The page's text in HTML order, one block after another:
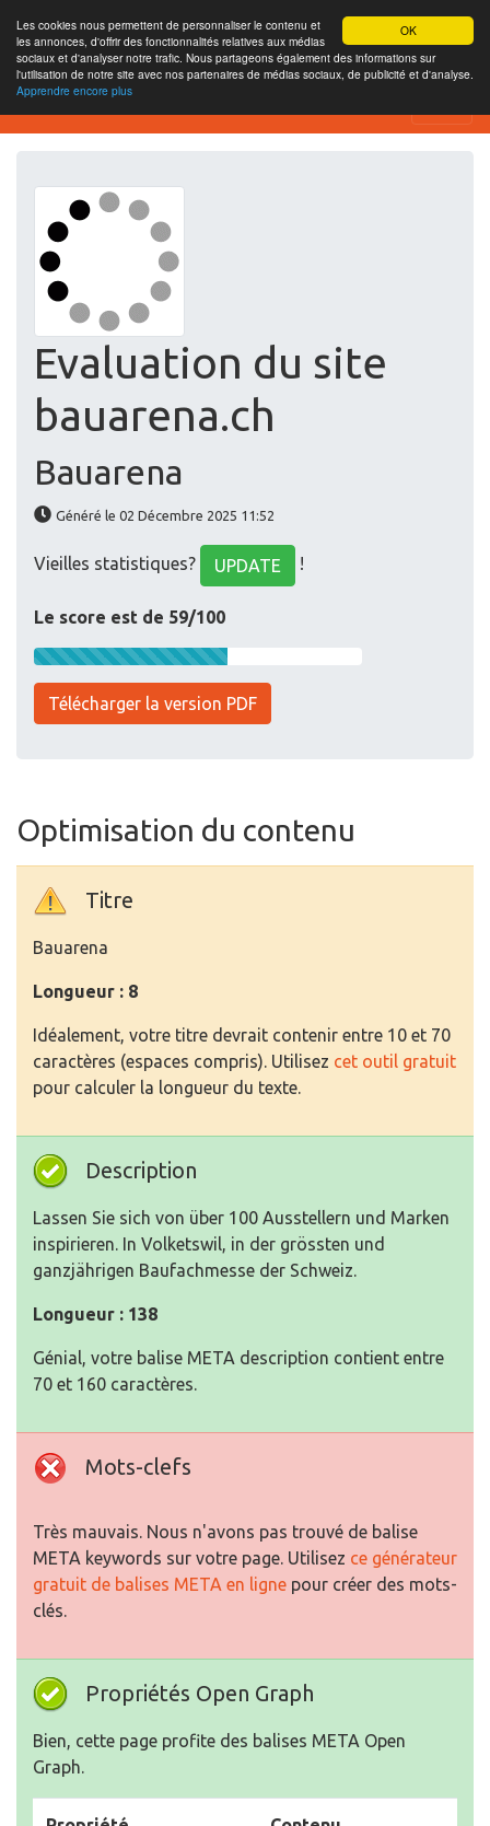
OK
Les cookies nous permettent de personnaliser le contenu et
les annonces, d'offrir des fonctionnalités relatives aux médias
sociaux et d'analyser notre trafic. Nous partageons également des informations sur
l'utilisation de notre site avec nos partenaires de médias sociaux, de publicité et d'analyse.
Apprendre encore plus
Free SEO Testing Tool
Evaluation du site
bauarena.ch
Bauarena
Généré le 02 Décembre 2025 11:52
Vieilles statistiques? UPDATE !
Le score est de 59/100
Télécharger la version PDF
Optimisation du contenu
Titre
Bauarena
Longueur : 8
Idéalement, votre titre devrait contenir entre 10 et 70
caractères (espaces compris). Utilisez cet outil gratuit
pour calculer la longueur du texte.
Description
Lassen Sie sich von über 100 Ausstellern und Marken
inspirieren. In Volketswil, in der grössten und
ganzjährigen Baufachmesse der Schweiz.
Longueur : 138
Génial, votre balise META description contient entre
70 et 160 caractères.
Mots-clefs
Très mauvais. Nous n'avons pas trouvé de balise
META keywords sur votre page. Utilisez ce générateur
gratuit de balises META en ligne pour créer des mots-
clés.
Propriétés Open Graph
Bien, cette page profite des balises META Open
Graph.